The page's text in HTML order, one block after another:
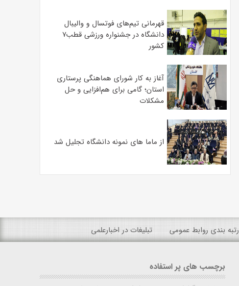
قهرمانی تیم‌های فوتسال و والیبال
دانشگاه در جشنواره ورزشی قطب۷
کشور
آغاز به کار شورای هماهنگی پرستاری
استان؛ گامی برای هم‌افزایی و حل
مشکلات
از ماما های نمونه دانشگاه تجلیل شد
رتبه بندی روابط عمومی تبلیغات در اخبارعلمی
برچسب های پر استفاده